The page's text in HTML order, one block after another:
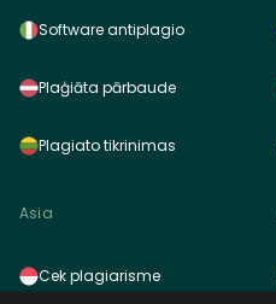
Software antiplagio
Plaģiāta pārbaude
Plagiato tikrinimas
Asia
Cek plagiarisme